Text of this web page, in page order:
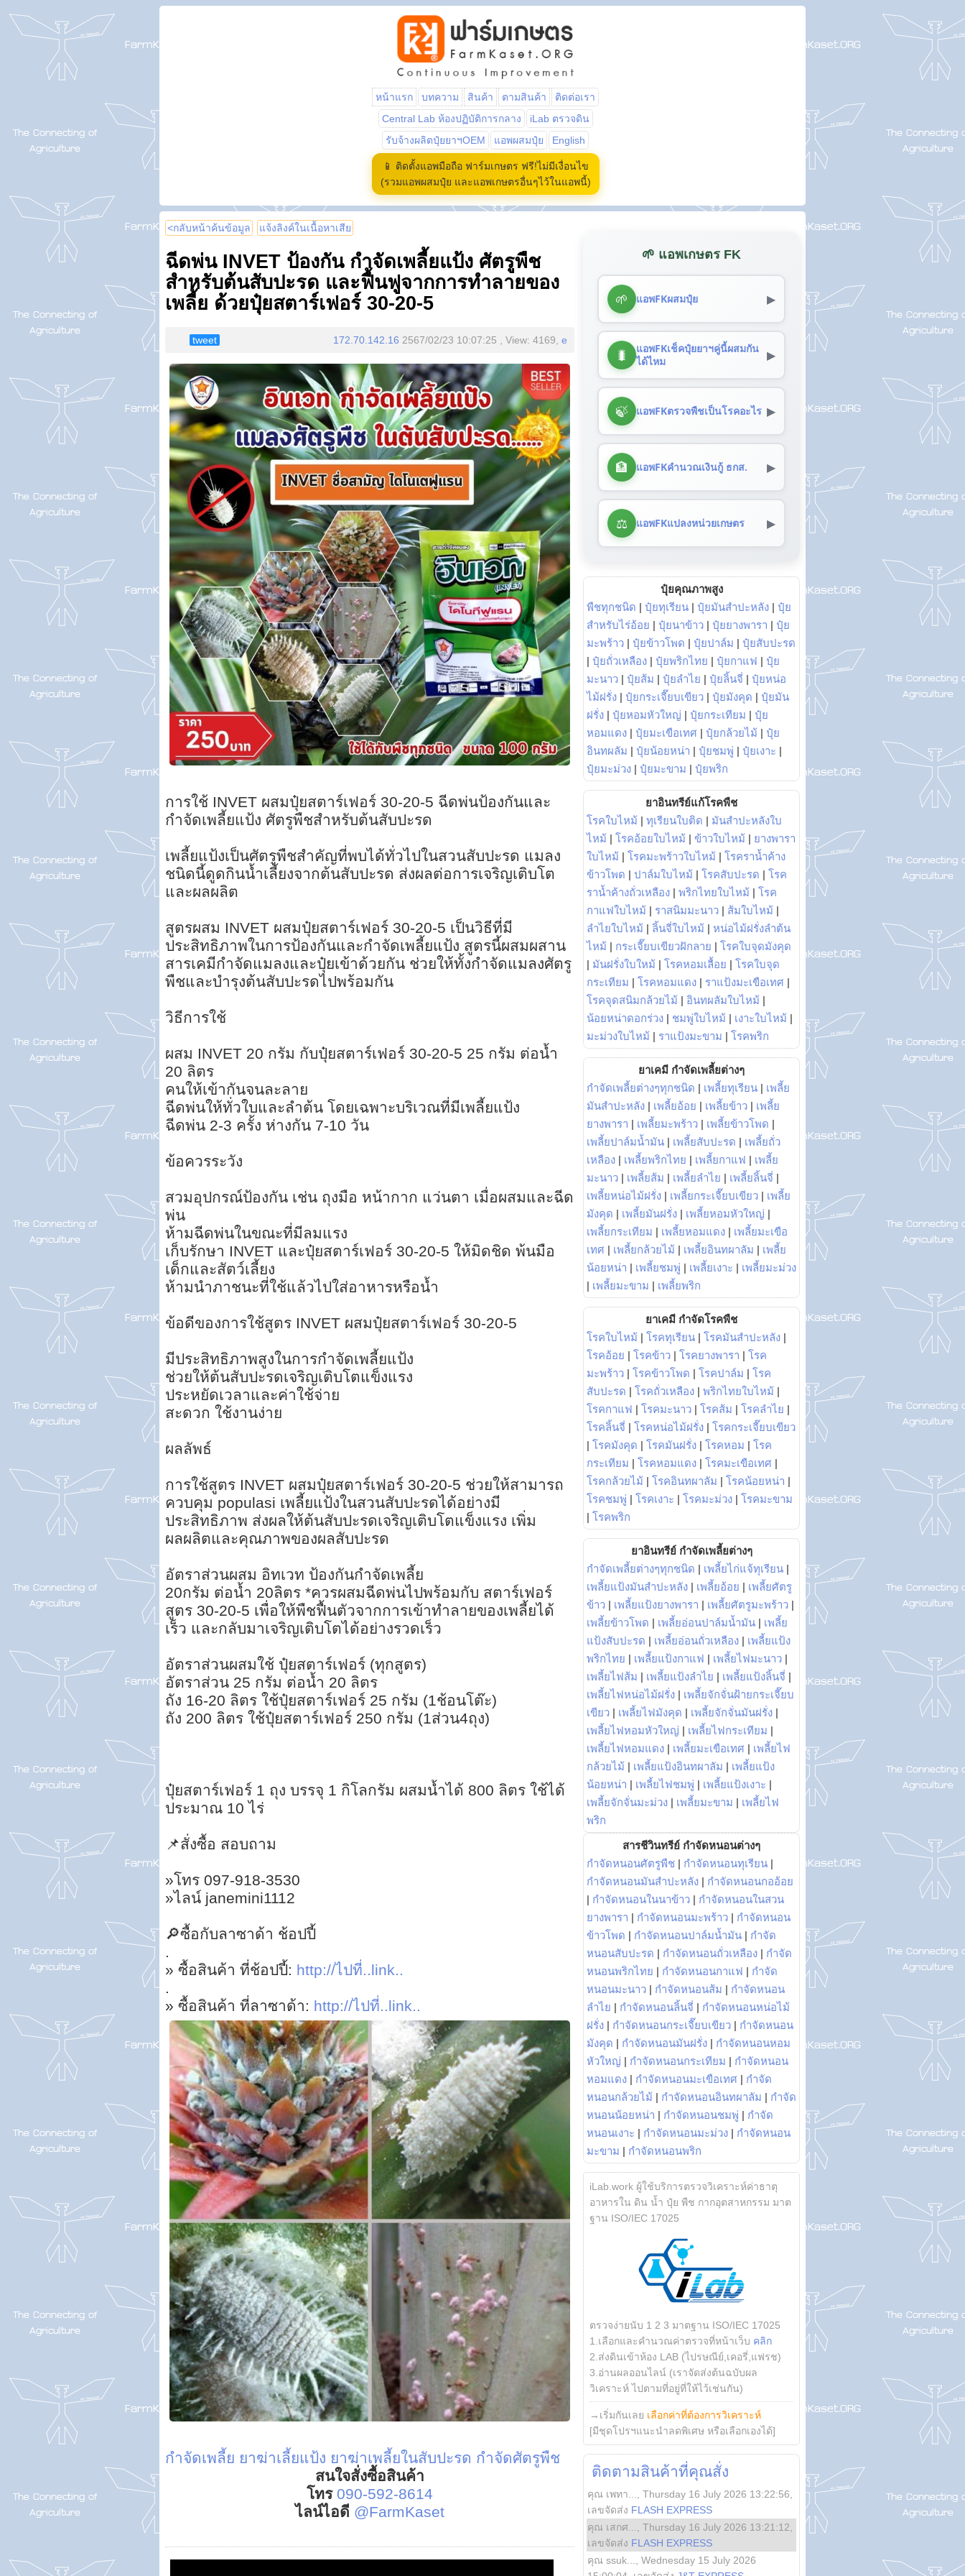
หน้าแรก บทความ สินค้า ตามสินค้า
ติดต่อเรา
Central Lab ห้องปฏิบัติการกลาง
iLab ตรวจดิน
รับจ้างผลิตปุ๋ยยาฯOEM
แอพผสมปุ๋ย English
📱 ติดตั้งแอพมือถือ ฟาร์มเกษตร ฟรี!ไม่มีเงื่อนไข
(รวมแอพผสมปุ๋ย และแอพเกษตรอื่นๆไว้ในแอพนี้)
<กลับหน้าค้นข้อมูล แจ้งลิงค์ในเนื้อหาเสีย
ฉีดพ่น INVET ป้องกัน กำจัดเพลี้ยแป้ง ศัตรูพืช
สำหรับต้นสับปะรด และฟื้นฟูจากการทำลายของ
เพลี้ย ด้วยปุ๋ยสตาร์เฟอร์ 30-20-5
tweet 172.70.142.16 2567/02/23 10:07:25 , View: 4169, e
การใช้ INVET ผสมปุ๋ยสตาร์เฟอร์ 30-20-5 ฉีดพ่นป้องกันและ
กำจัดเพลี้ยแป้ง ศัตรูพืชสำหรับต้นสับปะรด
เพลี้ยแป้งเป็นศัตรูพืชสำคัญที่พบได้ทั่วไปในสวนสับปะรด แมลง
ชนิดนี้ดูดกินน้ำเลี้ยงจากต้นสับปะรด ส่งผลต่อการเจริญเติบโต
และผลผลิต
สูตรผสม INVET ผสมปุ๋ยสตาร์เฟอร์ 30-20-5 เป็นวิธีที่มี
ประสิทธิภาพในการป้องกันและกำจัดเพลี้ยแป้ง สูตรนี้ผสมผสาน
สารเคมีกำจัดแมลงและปุ๋ยเข้าด้วยกัน ช่วยให้ทั้งกำจัดแมลงศัตรู
พืชและบำรุงต้นสับปะรดไปพร้อมกัน
วิธีการใช้
ผสม INVET 20 กรัม กับปุ๋ยสตาร์เฟอร์ 30-20-5 25 กรัม ต่อน้ำ
20 ลิตร
คนให้เข้ากันจนละลาย
ฉีดพ่นให้ทั่วใบและลำต้น โดยเฉพาะบริเวณที่มีเพลี้ยแป้ง
ฉีดพ่น 2-3 ครั้ง ห่างกัน 7-10 วัน
ข้อควรระวัง
สวมอุปกรณ์ป้องกัน เช่น ถุงมือ หน้ากาก แว่นตา เมื่อผสมและฉีด
พ่น
ห้ามฉีดพ่นในขณะที่มีลมแรง
เก็บรักษา INVET และปุ๋ยสตาร์เฟอร์ 30-20-5 ให้มิดชิด พ้นมือ
เด็กและสัตว์เลี้ยง
ห้ามนำภาชนะที่ใช้แล้วไปใส่อาหารหรือน้ำ
ข้อดีของการใช้สูตร INVET ผสมปุ๋ยสตาร์เฟอร์ 30-20-5
มีประสิทธิภาพสูงในการกำจัดเพลี้ยแป้ง
ช่วยให้ต้นสับปะรดเจริญเติบโตแข็งแรง
ประหยัดเวลาและค่าใช้จ่าย
สะดวก ใช้งานง่าย
ผลลัพธ์
การใช้สูตร INVET ผสมปุ๋ยสตาร์เฟอร์ 30-20-5 ช่วยให้สามารถ
ควบคุม populasi เพลี้ยแป้งในสวนสับปะรดได้อย่างมี
ประสิทธิภาพ ส่งผลให้ต้นสับปะรดเจริญเติบโตแข็งแรง เพิ่ม
ผลผลิตและคุณภาพของผลสับปะรด
อัตราส่วนผสม อิทเวท ป้องกันกำจัดเพลี้ย
20กรัม ต่อน้ำ 20ลิตร *ควรผสมฉีดพ่นไปพร้อมกับ สตาร์เฟอร์
สูตร 30-20-5 เพื่อให้พืชฟื้นตัวจากการเข้าทำลายของเพลี้ยได้
เร็ว และกลับมาเจริญเติบโตได้อย่างรวดเร็ว
อัตราส่วนผสมใช้ ปุ๋ยสตาร์เฟอร์ (ทุกสูตร)
อัตราส่วน 25 กรัม ต่อน้ำ 20 ลิตร
ถัง 16-20 ลิตร ใช้ปุ๋ยสตาร์เฟอร์ 25 กรัม (1ช้อนโต๊ะ)
ถัง 200 ลิตร ใช้ปุ๋ยสตาร์เฟอร์ 250 กรัม (1ส่วน4ถุง)
ปุ๋ยสตาร์เฟอร์ 1 ถุง บรรจุ 1 กิโลกรัม ผสมน้ำได้ 800 ลิตร ใช้ได้
ประมาณ 10 ไร่
📌สั่งซื้อ สอบถาม
»โทร 097-918-3530
»ไลน์ janemini1112
🔎ซื้อกับลาซาด้า ช้อปปี้
.
» ซื้อสินค้า ที่ช้อปปี้: http://ไปที่..link..
.
» ซื้อสินค้า ที่ลาซาด้า: http://ไปที่..link..
กำจัดเพลี้ย ยาฆ่าเลี้ยแป้ง ยาฆ่าเพลี้ยในสับปะรด กำจัดศัตรูพืช
สนใจสั่งซื้อสินค้า
โทร 090-592-8614
ไลน์ไอดี @FarmKaset
🌱 แอพเกษตร FK
🌱 แอพFKผสมปุ๋ย ▶
🐛
แอพFKเช็คปุ๋ยยาฯคู่นี้ผสมกัน
ได้ไหม
▶
🍃 แอพFKตรวจพืชเป็นโรคอะไร ▶
🏦 แอพFKคำนวณเงินกู้ ธกส. ▶
⚖️ แอพFKแปลงหน่วยเกษตร ▶
ปุ๋ยคุณภาพสูง
พืชทุกชนิด | ปุ๋ยทุเรียน | ปุ๋ยมันสำปะหลัง | ปุ๋ย
สำหรับไร่อ้อย | ปุ๋ยนาข้าว | ปุ๋ยยางพารา | ปุ๋ย
มะพร้าว | ปุ๋ยข้าวโพด | ปุ๋ยปาล์ม | ปุ๋ยสับปะรด
| ปุ๋ยถั่วเหลือง | ปุ๋ยพริกไทย | ปุ๋ยกาแฟ | ปุ๋ย
มะนาว | ปุ๋ยส้ม | ปุ๋ยลำไย | ปุ๋ยลิ้นจี่ | ปุ๋ยหน่อ
ไม้ฝรั่ง | ปุ๋ยกระเจี๊ยบเขียว | ปุ๋ยมังคุด | ปุ๋ยมัน
ฝรั่ง | ปุ๋ยหอมหัวใหญ่ | ปุ๋ยกระเทียม | ปุ๋ย
หอมแดง | ปุ๋ยมะเขือเทศ | ปุ๋ยกล้วยไม้ | ปุ๋ย
อินทผลัม | ปุ๋ยน้อยหน่า | ปุ๋ยชมพู่ | ปุ๋ยเงาะ |
ปุ๋ยมะม่วง | ปุ๋ยมะขาม | ปุ๋ยพริก
ยาอินทรีย์แก้โรคพืช
โรคใบไหม้ | ทุเรียนใบติด | มันสำปะหลังใบ
ไหม้ | โรคอ้อยใบไหม้ | ข้าวใบไหม้ | ยางพารา
ใบไหม้ | โรคมะพร้าวใบไหม้ | โรคราน้ำค้าง
ข้าวโพด | ปาล์มใบไหม้ | โรคสับปะรด | โรค
ราน้ำค้างถั่วเหลือง | พริกไทยใบไหม้ | โรค
กาแฟใบไหม้ | ราสนิมมะนาว | ส้มใบไหม้ |
ลำไยใบไหม้ | ลิ้นจี่ใบไหม้ | หน่อไม้ฝรั่งลำต้น
ไหม้ | กระเจี๊ยบเขียวฝักลาย | โรคใบจุดมังคุด
| มันฝรั่งใบใหม้ | โรคหอมเลื้อย | โรคใบจุด
กระเทียม | โรคหอมแดง | ราแป้งมะเขือเทศ |
โรคจุดสนิมกล้วยไม้ | อินทผลัมใบไหม้ |
น้อยหน่าดอกร่วง | ชมพู่ใบไหม้ | เงาะใบไหม้ |
มะม่วงใบไหม้ | ราแป้งมะขาม | โรคพริก
ยาเคมี กำจัดเพลี้ยต่างๆ
กำจัดเพลี้ยต่างๆทุกชนิด | เพลี้ยทุเรียน | เพลี้ย
มันสำปะหลัง | เพลี้ยอ้อย | เพลี้ยข้าว | เพลี้ย
ยางพารา | เพลี้ยมะพร้าว | เพลี้ยข้าวโพด |
เพลี้ยปาล์มน้ำมัน | เพลี้ยสับปะรด | เพลี้ยถั่ว
เหลือง | เพลี้ยพริกไทย | เพลี้ยกาแฟ | เพลี้ย
มะนาว | เพลี้ยส้ม | เพลี้ยลำไย | เพลี้ยลิ้นจี่ |
เพลี้ยหน่อไม้ฝรั่ง | เพลี้ยกระเจี๊ยบเขียว | เพลี้ย
มังคุด | เพลี้ยมันฝรั่ง | เพลี้ยหอมหัวใหญ่ |
เพลี้ยกระเทียม | เพลี้ยหอมแดง | เพลี้ยมะเขือ
เทศ | เพลี้ยกล้วยไม้ | เพลี้ยอินทผาลัม | เพลี้ย
น้อยหน่า | เพลี้ยชมพู่ | เพลี้ยเงาะ | เพลี้ยมะม่วง
| เพลี้ยมะขาม | เพลี้ยพริก
ยาเคมี กำจัดโรคพืช
โรคใบไหม้ | โรคทุเรียน | โรคมันสำปะหลัง |
โรคอ้อย | โรคข้าว | โรคยางพารา | โรค
มะพร้าว | โรคข้าวโพด | โรคปาล์ม | โรค
สับปะรด | โรคถั่วเหลือง | พริกไทยใบไหม้ |
โรคกาแฟ | โรคมะนาว | โรคส้ม | โรคลำไย |
โรคลิ้นจี่ | โรคหน่อไม้ฝรั่ง | โรคกระเจี๊ยบเขียว
| โรคมังคุด | โรคมันฝรั่ง | โรคหอม | โรค
กระเทียม | โรคหอมแดง | โรคมะเขือเทศ |
โรคกล้วยไม้ | โรคอินทผาลัม | โรคน้อยหน่า |
โรคชมพู่ | โรคเงาะ | โรคมะม่วง | โรคมะขาม
| โรคพริก
ยาอินทรีย์ กำจัดเพลี้ยต่างๆ
กำจัดเพลี้ยต่างๆทุกชนิด | เพลี้ยไก่แจ้ทุเรียน |
เพลี้ยแป้งมันสำปะหลัง | เพลี้ยอ้อย | เพลี้ยศัตรู
ข้าว | เพลี้ยแป้งยางพารา | เพลี้ยศัตรูมะพร้าว |
เพลี้ยข้าวโพด | เพลี้ยอ่อนปาล์มน้ำมัน | เพลี้ย
แป้งสับปะรด | เพลี้ยอ่อนถั่วเหลือง | เพลี้ยแป้ง
พริกไทย | เพลี้ยแป้งกาแฟ | เพลี้ยไฟมะนาว |
เพลี้ยไฟส้ม | เพลี้ยแป้งลำไย | เพลี้ยแป้งลิ้นจี่ |
เพลี้ยไฟหน่อไม้ฝรั่ง | เพลี้ยจักจั่นฝ้ายกระเจี๊ยบ
เขียว | เพลี้ยไฟมังคุด | เพลี้ยจักจั่นมันฝรั่ง |
เพลี้ยไฟหอมหัวใหญ่ | เพลี้ยไฟกระเทียม |
เพลี้ยไฟหอมแดง | เพลี้ยมะเขือเทศ | เพลี้ยไฟ
กล้วยไม้ | เพลี้ยแป้งอินทผาลัม | เพลี้ยแป้ง
น้อยหน่า | เพลี้ยไฟชมพู่ | เพลี้ยแป้งเงาะ |
เพลี้ยจักจั่นมะม่วง | เพลี้ยมะขาม | เพลี้ยไฟ
พริก
สารชีวินทรีย์ กำจัดหนอนต่างๆ
กำจัดหนอนศัตรูพืช | กำจัดหนอนทุเรียน |
กำจัดหนอนมันสำปะหลัง | กำจัดหนอนกออ้อย
| กำจัดหนอนในนาข้าว | กำจัดหนอนในสวน
ยางพารา | กำจัดหนอนมะพร้าว | กำจัดหนอน
ข้าวโพด | กำจัดหนอนปาล์มน้ำมัน | กำจัด
หนอนสับปะรด | กำจัดหนอนถั่วเหลือง | กำจัด
หนอนพริกไทย | กำจัดหนอนกาแฟ | กำจัด
หนอนมะนาว | กำจัดหนอนส้ม | กำจัดหนอน
ลำไย | กำจัดหนอนลิ้นจี่ | กำจัดหนอนหน่อไม้
ฝรั่ง | กำจัดหนอนกระเจี๊ยบเขียว | กำจัดหนอน
มังคุด | กำจัดหนอนมันฝรั่ง | กำจัดหนอนหอม
หัวใหญ่ | กำจัดหนอนกระเทียม | กำจัดหนอน
หอมแดง | กำจัดหนอนมะเขือเทศ | กำจัด
หนอนกล้วยไม้ | กำจัดหนอนอินทผาลัม | กำจัด
หนอนน้อยหน่า | กำจัดหนอนชมพู่ | กำจัด
หนอนเงาะ | กำจัดหนอนมะม่วง | กำจัดหนอน
มะขาม | กำจัดหนอนพริก
iLab.work ผู้ใช้บริการตรวจวิเคราะห์ค่าธาตุ
อาหารใน ดิน น้ำ ปุ๋ย พืช กากอุตสาหกรรม มาต
ฐาน ISO/IEC 17025
ตรวจง่ายนับ 1 2 3 มาตฐาน ISO/IEC 17025
1.เลือกและคำนวณค่าตรวจที่หน้าเว็บ คลิก
2.ส่งดินเข้าห้อง LAB (ไปรษณีย์,เคอรี่,แฟรช)
3.อ่านผลออนไลน์ (เราจัดส่งต้นฉบับผล
วิเคราะห์ ไปตามที่อยู่ที่ให้ไว้เช่นกัน)
→เริ่มกันเลย เลือกค่าที่ต้องการวิเคราะห์
[มีชุดโปรฯแนะนำลดพิเศษ หรือเลือกเองได้]
ติดตามสินค้าที่คุณสั่ง
คุณ เพทา... Thursday 16 July 2026 13:22:56
เลขจัดส่ง FLASH EXPRESS
คุณ เสกศ...
Thursday 16 July 2026 13:21:12
เลขจัดส่ง FLASH EXPRESS
คุณ ssuk...
Wednesday 15 July 2026